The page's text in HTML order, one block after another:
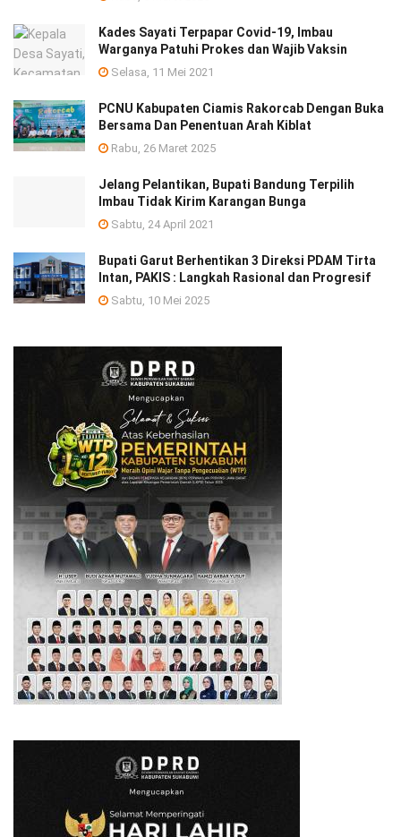
Kades Sayati Terpapar Covid-19, Imbau
Warganya Patuhi Prokes dan Wajib Vaksin
Selasa, 11 Mei 2021
PCNU Kabupaten Ciamis Rakorcab Dengan Buka
Bersama Dan Penentuan Arah Kiblat
Rabu, 26 Maret 2025
Jelang Pelantikan, Bupati Bandung Terpilih
Imbau Tidak Kirim Karangan Bunga
Sabtu, 24 April 2021
Bupati Garut Berhentikan 3 Direksi PDAM Tirta
Intan, PAKIS : Langkah Rasional dan Progresif
Sabtu, 10 Mei 2025